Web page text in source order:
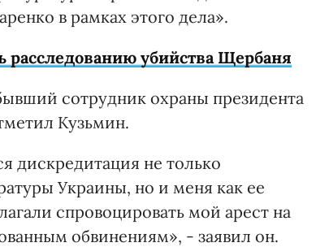
в рамках этого дела».
расследованию убийства Щербаня
сотрудник охраны президента
Кузьмин.
дискредитация не только
Украины, но и меня как ее
спровоцировать мой арест на
обвинениям», - заявил он.